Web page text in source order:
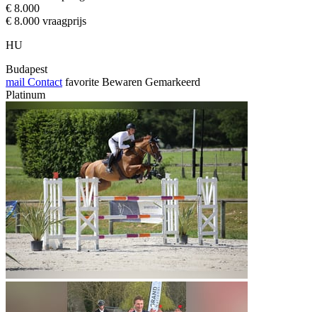
€ 8.000
€ 8.000 vraagprijs
HU
Budapest
mail Contact favorite Bewaren Gemarkeerd
Platinum